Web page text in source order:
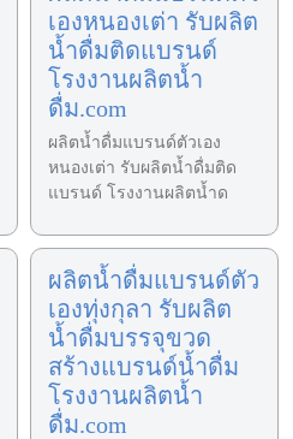
เองหนองเต่า รับผลิต
น้ำดื่มติดแบรนด์
โรงงานผลิตน้ำ
ดื่ม.com
ผลิตน้ำดื่มแบรนด์ตัวเอง
หนองเต่า รับผลิตน้ำดื่มติด
แบรนด์ โรงงานผลิตน้ำด
ผลิตน้ำดื่มแบรนด์ตัว
เองทุ่งกุลา รับผลิต
น้ำดื่มบรรจุขวด
สร้างแบรนด์น้ำดื่ม
โรงงานผลิตน้ำ
ดื่ม.com